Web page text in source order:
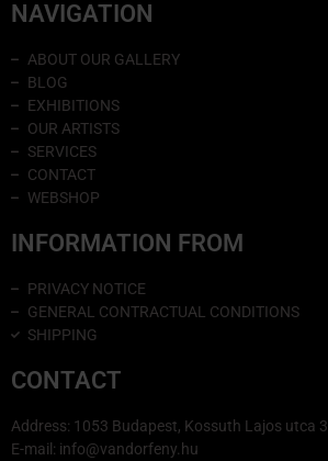
NAVIGATION
ABOUT OUR GALLERY
BLOG
EXHIBITIONS
OUR ARTISTS
SERVICES
CONTACT
WEBSHOP
INFORMATION FROM
PRIVACY NOTICE
GENERAL CONTRACTUAL CONDITIONS
SHIPPING
CONTACT
Address: 1053 Budapest, Kossuth Lajos utca 3.
E-mail: info@vandorfeny.hu